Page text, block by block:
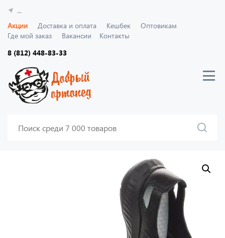
...
Акции
Доставка и оплата Кешбек
Оптовикам
Где мой заказ
Вакансии
Контакты
8 (812) 448-83-33